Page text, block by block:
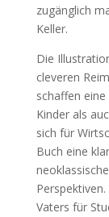
zugänglich
Keller.
Die
cleveren
schaffen
Kinder als
sich für
Buch eine
Vaters für